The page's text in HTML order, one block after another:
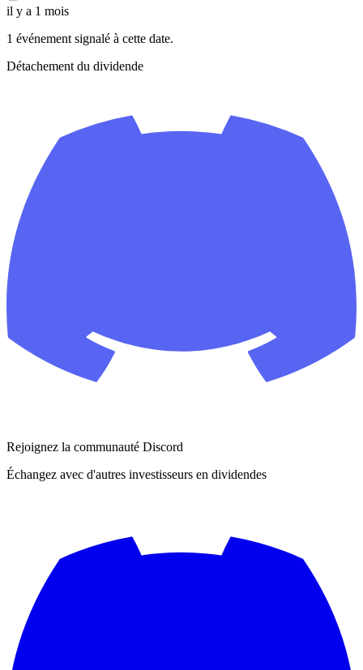
il y a 1 mois
1 événement signalé à cette date.
Détachement du dividende
Rejoignez la communauté Discord
Échangez avec d'autres investisseurs en dividendes